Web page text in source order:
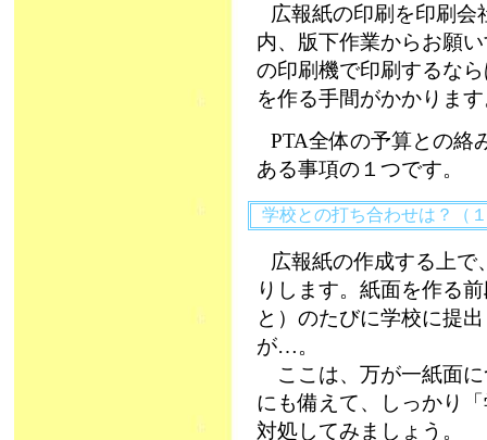
広報紙の印刷を印刷
内、版下作業からお願
の印刷機で印刷するな
を作る手間がかかりま
PTA全体の予算との絡
ある事項の１つです。
学校との打ち合わせは？（
広報紙の作成する上
りします。紙面を作る
と）のたびに学校に提
が…。
ここは、万が一紙面に
にも備えて、しっかり
対処してみましょう。